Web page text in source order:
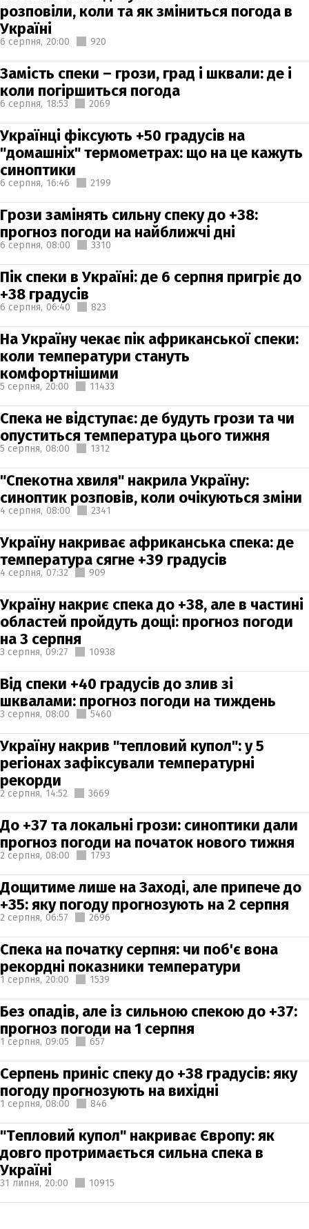
розповіли, коли та як зміниться погода в
Україні
6 серпня, 20:00 920
Замість спеки – грози, град і шквали: де і
коли погіршиться погода
6 серпня, 18:53 2069
Українці фіксують +50 градусів на
"домашніх" термометрах: що на це кажуть
синоптики
6 серпня, 16:46 2199
Грози замінять сильну спеку до +38:
прогноз погоди на найближчі дні
6 серпня, 08:00 3310
Пік спеки в Україні: де 6 серпня пригріє до
+38 градусів
6 серпня, 06:40 823
На Україну чекає пік африканської спеки:
коли температури стануть
комфортнішими
5 серпня, 20:00 11433
Спека не відступає: де будуть грози та чи
опуститься температура цього тижня
5 серпня, 08:00 1312
"Спекотна хвиля" накрила Україну:
синоптик розповів, коли очікуються зміни
4 серпня, 08:00 2341
Україну накриває африканська спека: де
температура сягне +39 градусів
4 серпня, 07:32 909
Україну накриє спека до +38, але в частині
областей пройдуть дощі: прогноз погоди
на 3 серпня
3 серпня, 09:27 10938
Від спеки +40 градусів до злив зі
шквалами: прогноз погоди на тиждень
3 серпня, 08:00 5460
Україну накрив "тепловий купол": у 5
регіонах зафіксували температурні
рекорди
2 серпня, 14:52 3669
До +37 та локальні грози: синоптики дали
прогноз погоди на початок нового тижня
2 серпня, 08:00 1793
Дощитиме лише на Заході, але припече до
+35: яку погоду прогнозують на 2 серпня
2 серпня, 06:57 2696
Спека на початку серпня: чи поб'є вона
рекордні показники температури
1 серпня, 20:00 1539
Без опадів, але із сильною спекою до +37:
прогноз погоди на 1 серпня
1 серпня, 09:05 657
Серпень приніс спеку до +38 градусів: яку
погоду прогнозують на вихідні
1 серпня, 08:00 846
"Тепловий купол" накриває Європу: як
довго протримається сильна спека в
Україні
31 липня, 20:00 10915